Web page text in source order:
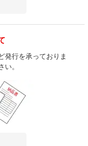
商品を見る
すべてのお客様のコメント見る
発行を承っておりま
。